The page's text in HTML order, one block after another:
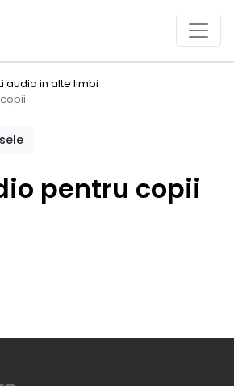
audio in alte limbi
pentru copii